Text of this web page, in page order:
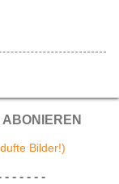
Bilder!)
- - - - - -